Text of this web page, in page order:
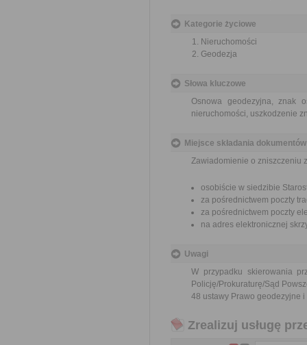
Kategorie życiowe
Nieruchomości
Geodezja
Słowa kluczowe
Osnowa geodezyjna, znak
nieruchomości, uszkodzenie
Miejsce składania dokumentów
Zawiadomienie o zniszczeniu
osobiście w siedzibie
za pośrednictwem poczty
za pośrednictwem poczty
na adres elektronicznej
Uwagi
W przypadku skierowania
Policję/Prokuraturę/Sąd
48 ustawy Prawo geodezyjne
Zrealizuj usługę